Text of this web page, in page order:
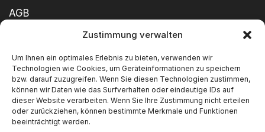
Zustimmung verwalten
Um Ihnen ein optimales Erlebnis zu bieten, verwenden wir
Technologien wie Cookies, um Geräteinformationen zu speichern
bzw. darauf zuzugreifen. Wenn Sie diesen Technologien zustimmen,
können wir Daten wie das Surfverhalten oder eindeutige IDs auf
dieser Website verarbeiten. Wenn Sie Ihre Zustimmung nicht erteilen
oder zurückziehen, können bestimmte Merkmale und Funktionen
beeinträchtigt werden.
AGB
Cookie-Richtlinie
Impressum